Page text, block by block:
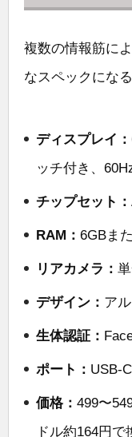
複数の情報筋に
なスペックにな
ディスプレイ：
ッチ付き、
チップセット：
RAM： 6GBま
リアカメラ：
デザイン： ア
生体認証：
ポート： USB-C
価格： 499〜
ドル約164円で